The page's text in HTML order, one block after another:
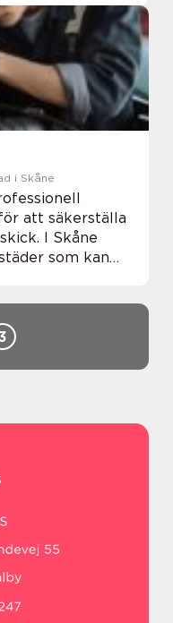
i Skåne
att säkerställa
I Skåne
som kan